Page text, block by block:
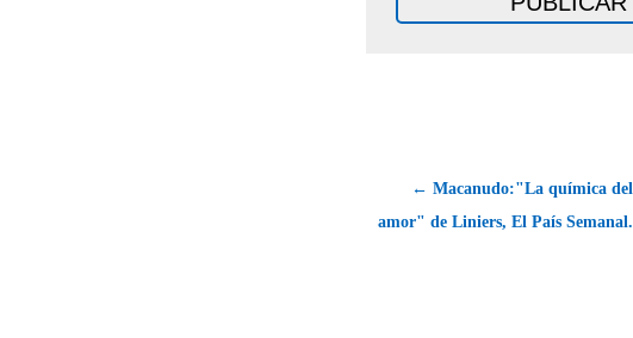
← Macanudo:"La química del
amor" de Liniers, El País Semanal.